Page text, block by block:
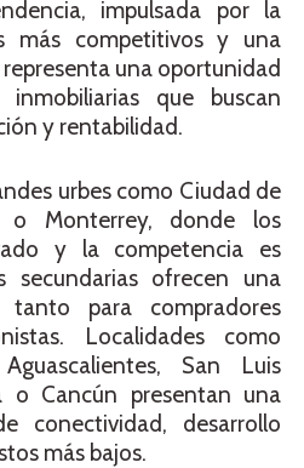
impulsada por la
más competitivos y una
una oportunidad
que buscan
y rentabilidad.
urbes como Ciudad de
o Monterrey, donde los
y la competencia es
secundarias ofrecen una
tanto para compradores
Localidades como
San Luis
o Cancún presentan una
conectividad, desarrollo
más bajos.